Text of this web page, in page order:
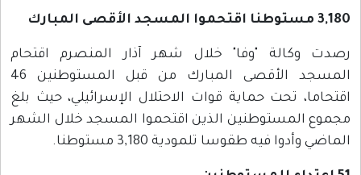
3,180 مستوطنا اقتحموا المسجد الأقصى المبارك
رصدت وكالة "وفا" خلال شهر آذار المنصرم اقتحام
المسجد الأقصى المبارك من قبل المستوطنين 46
اقتحاما، تحت حماية قوات الاحتلال الإسرائيلي، حيث بلغ
مجموع المستوطنين الذين اقتحموا المسجد خلال الشهر
الماضي وأدوا فيه طقوسا تلمودية 3,180 مستوطنا.